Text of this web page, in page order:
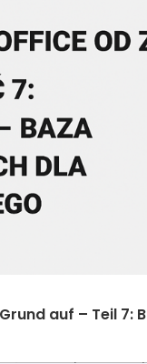
auf – Teil 7: